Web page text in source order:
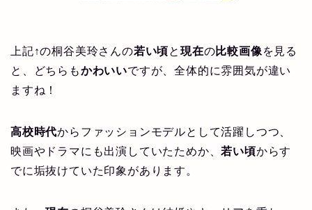
上記↑の桐谷美玲さんの若い頃と現在の比較画像 を見る
と、どちらもかわいいですが、全体的に雰囲気が違い
ますね！
高校時代からファッションモデルとして活躍しつつ、
映画やドラマにも出演していたためか、若い頃からす
でに垢抜けていた印象があります。